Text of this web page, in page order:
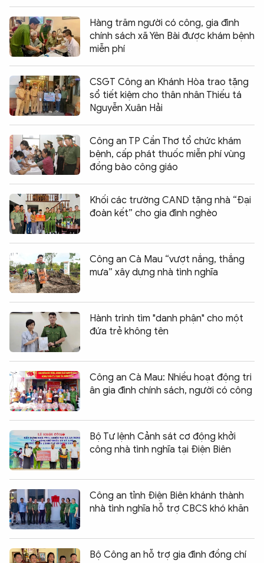
Hàng trăm người có công, gia đình
chính sách xã Yên Bài được khám bệnh
miễn phí
CSGT Công an Khánh Hòa trao tặng
sổ tiết kiệm cho thân nhân Thiếu tá
Nguyễn Xuân Hải
Công an TP Cần Thơ tổ chức khám
bệnh, cấp phát thuốc miễn phí vùng
đồng bào công giáo
Khối các trường CAND tặng nhà “Đại
đoàn kết” cho gia đình nghèo
Công an Cà Mau “vượt nắng, thắng
mưa” xây dựng nhà tình nghĩa
Hành trình tìm "danh phận" cho một
đứa trẻ không tên
Công an Cà Mau: Nhiều hoạt động tri
ân gia đình chính sách, người có công
Bộ Tư lệnh Cảnh sát cơ động khởi
công nhà tình nghĩa tại Điện Biên
Công an tỉnh Điện Biên khánh thành
nhà tình nghĩa hỗ trợ CBCS khó khăn
Bộ Công an hỗ trợ gia đình đồng chí